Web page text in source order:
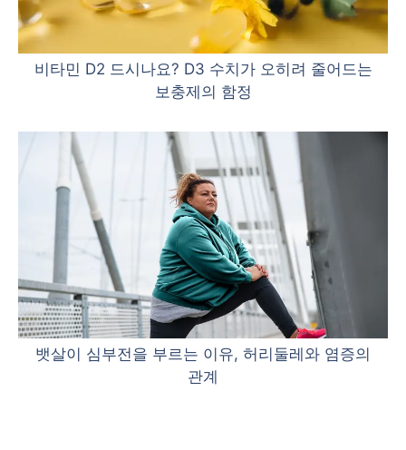
비타민 D2 드시나요? D3 수치가 오히려 줄어드는
보충제의 함정
뱃살이 심부전을 부르는 이유, 허리둘레와 염증의
관계